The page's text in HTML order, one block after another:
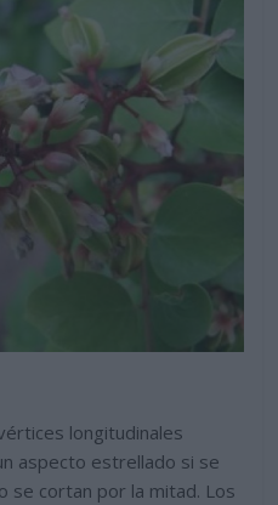
longitudinales
aspecto estrellado si se
se cortan por la mitad. Los